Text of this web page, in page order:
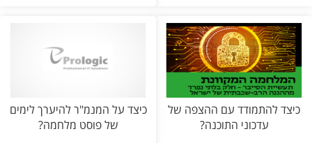
כיצד להתמודד עם ההצפה של
עדכוני התוכנה?
כיצד על המנמ"ר להיערך לימים
של פוסט מלחמה?